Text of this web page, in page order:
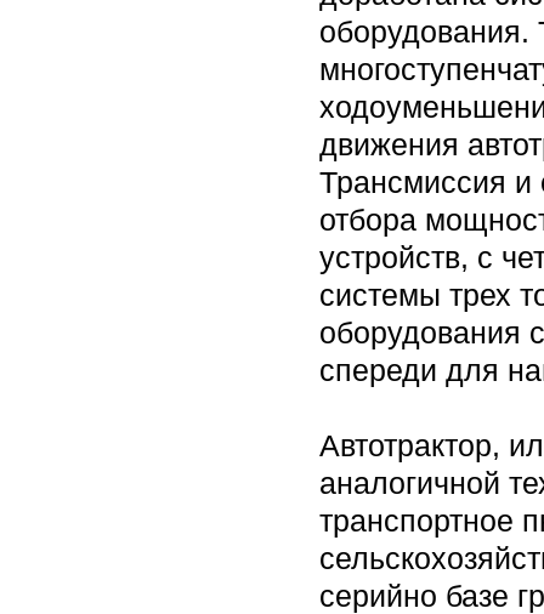
оборудования.
движения
Трансмиссия и
отбора
устройств, с
системы трех
оборудования
спереди для
Автотрактор,
аналогичной
транспортное
серийно базе